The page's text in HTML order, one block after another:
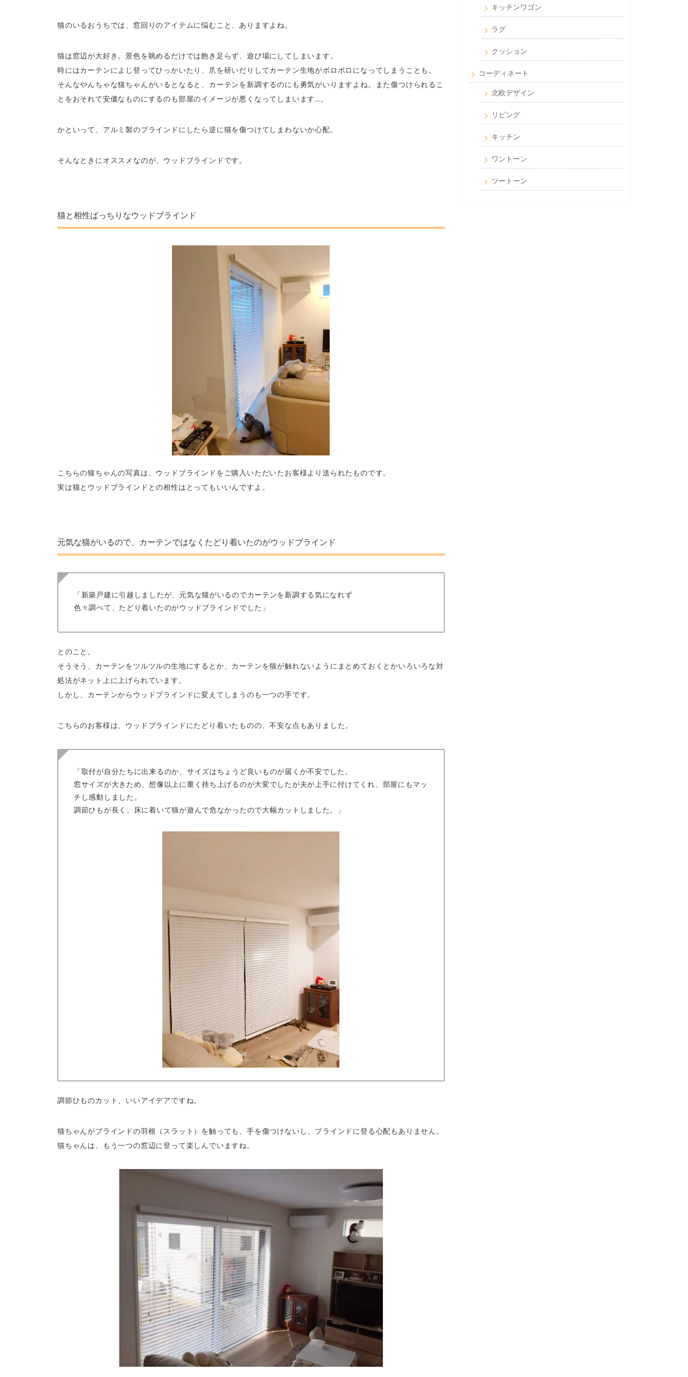
猫のいるおうちでは、窓回りのアイテムに悩むこと、ありますよね。
猫は窓辺が大好き。景色を眺めるだけでは飽き足らず、遊び場にしてしまいます。
時にはカーテンによじ登ってひっかいたり、爪を研いだりしてカーテン生地がボロボロになってしまうことも。
そんなやんちゃな猫ちゃんがいるとなると、カーテンを新調するのにも勇気がいりますよね。また傷つけられるこ
とをおそれて安価なものにするのも部屋のイメージが悪くなってしまいます…。
かといって、アルミ製のブラインドにしたら逆に猫を傷つけてしまわないか心配。
そんなときにオススメなのが、ウッドブラインドです。
猫と相性ばっちりなウッドブラインド
こちらの猫ちゃんの写真は、ウッドブラインドをご購入いただいたお客様より送られたものです。
実は猫とウッドブラインドとの相性はとってもいいんですよ。
元気な猫がいるので、カーテンではなくたどり着いたのがウッドブラインド
「新築戸建に引越しましたが、元気な猫がいるのでカーテンを新調する気になれず
色々調べて、たどり着いたのがウッドブラインドでした」
とのこと。
そうそう、カーテンをツルツルの生地にするとか、カーテンを猫が触れないようにまとめておくとかいろいろな対
処法がネット上に上げられています。
しかし、カーテンからウッドブラインドに変えてしまうのも一つの手です。
こちらのお客様は、ウッドブラインドにたどり着いたものの、不安な点もありました。
「取付が自分たちに出来るのか、サイズはちょうど良いものが届くか不安でした。
窓サイズが大きため、想像以上に重く持ち上げるのが大変でしたが夫が上手に付けてくれ、部屋にもマッ
チし感動しました。
調節ひもが長く、床に着いて猫が遊んで危なかったので大幅カットしました。」
調節ひものカット、いいアイデアですね。
猫ちゃんがブラインドの羽根（スラット）を触っても、手を傷つけないし、ブラインドに登る心配もありません。
猫ちゃんは、もう一つの窓辺に登って楽しんでいますね。
キッチンワゴン
ラグ
クッション
コーディネート
北欧デザイン
リビング
キッチン
ワントーン
ツートーン